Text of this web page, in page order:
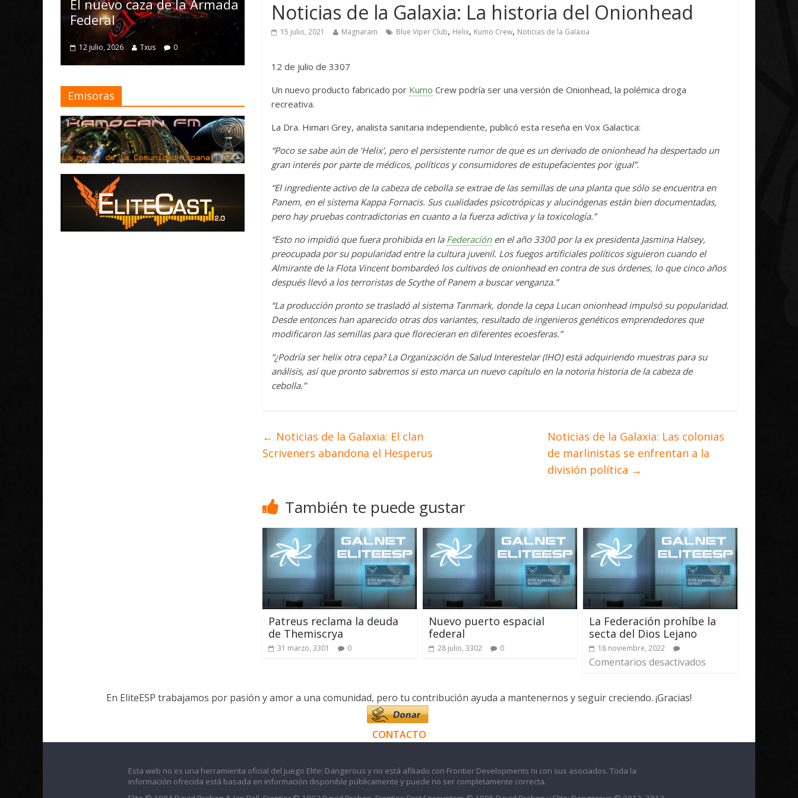
Noticias de la Galaxia: La historia del Onionhead
15 julio, 2021 Magnaram Blue Viper Club, Helix, Kumo Crew, Noticias de la Galaxia
12 de julio de 3307
Un nuevo producto fabricado por Kumo Crew podría ser una versión de Onionhead, la polémica droga
recreativa.
La Dra. Himari Grey, analista sanitaria independiente, publicó esta reseña en Vox Galactica:
“Poco se sabe aún de ‘Helix’, pero el persistente rumor de que es un derivado de onionhead ha despertado un
gran interés por parte de médicos, políticos y consumidores de estupefacientes por igual”.
“El ingrediente activo de la cabeza de cebolla se extrae de las semillas de una planta que sólo se encuentra en
Panem, en el sistema Kappa Fornacis. Sus cualidades psicotrópicas y alucinógenas están bien documentadas,
pero hay pruebas contradictorias en cuanto a la fuerza adictiva y la toxicología.”
“Esto no impidió que fuera prohibida en la Federaciónen el año 3300 por la ex presidenta Jasmina Halsey,
preocupada por su popularidad entre la cultura juvenil. Los fuegos artificiales políticos siguieron cuando el
Almirante de la Flota Vincent bombardeó los cultivos de onionhead en contra de sus órdenes, lo que cinco años
después llevó a los terroristas de Scythe of Panem a buscar venganza.”
“La producción pronto se trasladó al sistema Tanmark, donde la cepa Lucan onionhead impulsó su popularidad.
Desde entonces han aparecido otras dos variantes, resultado de ingenieros genéticos emprendedores que
modificaron las semillas para que florecieran en diferentes ecoesferas.”
“¿Podría ser helix otra cepa? La Organización de Salud Interestelar (IHO) está adquiriendo muestras para su
análisis, así que pronto sabremos si esto marca un nuevo capítulo en la notoria historia de la cabeza de
cebolla.”
← Noticias de la Galaxia: El clan
Scriveners abandona el Hesperus
Noticias de la Galaxia: Las colonias
de marlinistas se enfrentan a la
división política →
También te puede gustar
Patreus reclama la deuda
de Themiscrya
31 marzo, 3301 0
Nuevo puerto espacial
federal
28 julio, 3302 0
La Federación prohíbe la
secta del Dios Lejano
18 noviembre, 2022
Comentarios desactivados
caza de la Armada
0
mejoras
4 julio, 2026 Txus
Mayo de 2026
Initiative Concludes
14 abril, 2026
Emisoras
En EliteESP trabajamos por pasión y amor a una comunidad, pero tu contribución ayuda a mantenernos y seguir creciendo. ¡Gracias!
CONTACTO
Esta web no es una herramienta oficial del juego Elite: Dangerous y no está afiliado con Frontier Developments ni con sus asociados. Toda la
información ofrecida está basada en información disponible públicamente y puede no ser completamente correcta.